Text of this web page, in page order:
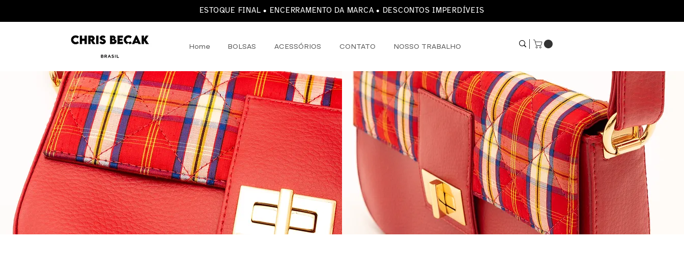
ESTOQUE FINAL • ENCERRAMENTO DA MARCA • DESCONTOS IMPERDÍVEIS
Home BOLSAS ACESSÓRIOS CONTATO NOSSO TRABALHO